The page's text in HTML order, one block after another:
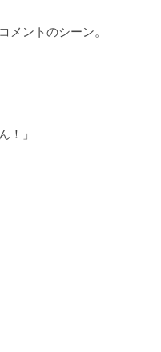
メントのシーン。
！」